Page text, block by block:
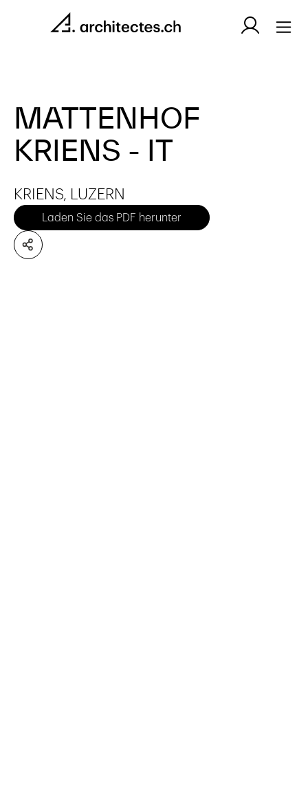
MATTENHOF
KRIENS - IT
KRIENS, LUZERN
Laden Sie das PDF herunter